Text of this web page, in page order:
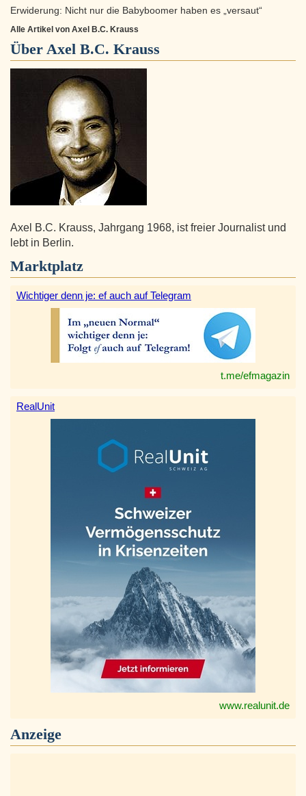
Erwiderung: Nicht nur die Babyboomer haben es „versaut“
Alle Artikel von Axel B.C. Krauss
Über Axel B.C. Krauss
Axel B.C. Krauss, Jahrgang 1968, ist freier Journalist und
lebt in Berlin.
Marktplatz
Wichtiger denn je: ef auch auf Telegram
t.me/efmagazin
RealUnit
www.realunit.de
Anzeige